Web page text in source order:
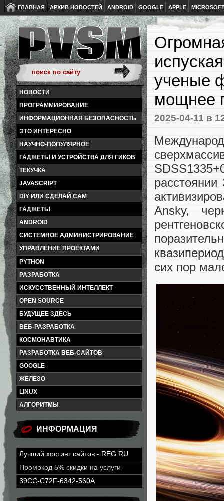
ГЛАВНАЯ АРХИВ НОВОСТЕЙ ANDROID GOOGLE APPLE
НОВОСТИ
ПРОГРАММИРОВАНИЕ
ИНФОРМАЦИОННАЯ БЕЗОПАСНОСТЬ
ЭТО ИНТЕРЕСНО
НАУЧНО-ПОПУЛЯРНОЕ
ГАДЖЕТЫ И УСТРОЙСТВА ДЛЯ ГИКОВ
ТЕКУЧКА
JAVASCRIPT
DIY ИЛИ СДЕЛАЙ САМ
ГАДЖЕТЫ
ANDROID
СИСТЕМНОЕ АДМИНИСТРИРОВАНИЕ
УПРАВЛЕНИЕ ПРОЕКТАМИ
PYTHON
РАЗРАБОТКА
ИСКУССТВЕННЫЙ ИНТЕЛЛЕКТ
OPEN SOURCE
БУДУЩЕЕ ЗДЕСЬ
ВЕБ-РАЗРАБОТКА
КОСМОНАВТИКА
РАЗРАБОТКА ВЕБ-САЙТОВ
GOOGLE
ЖЕЛЕЗО
LINUX
АЛГОРИТМЫ
ИНФОРМАЦИЯ
Лучший хостинг сайтов - REG.RU
Промокод 5% скидки на услуги
39CC-C72F-6342-560A
ученые
мощнее
2025-04-11 в
Ansky,
сих пор